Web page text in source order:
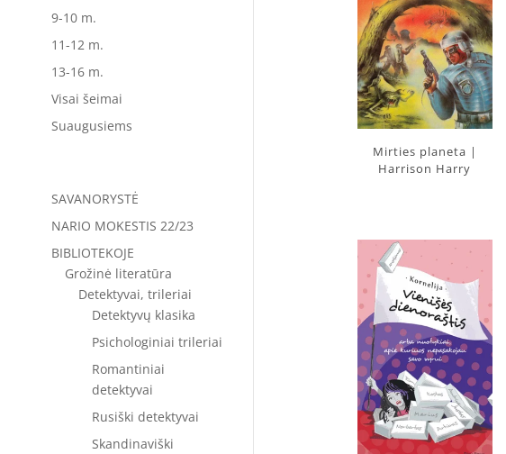
9-10 m.
11-12 m.
13-16 m.
Visai šeimai
Suaugusiems
SAVANORYSTĖ
NARIO MOKESTIS 22/23
BIBLIOTEKOJE
Grožinė literatūra
Detektyvai, trileriai
Detektyvų klasika
Psichologiniai trileriai
Romantiniai
detektyvai
Rusiški detektyvai
Skandinaviški
Mirties planeta |
Harrison Harry